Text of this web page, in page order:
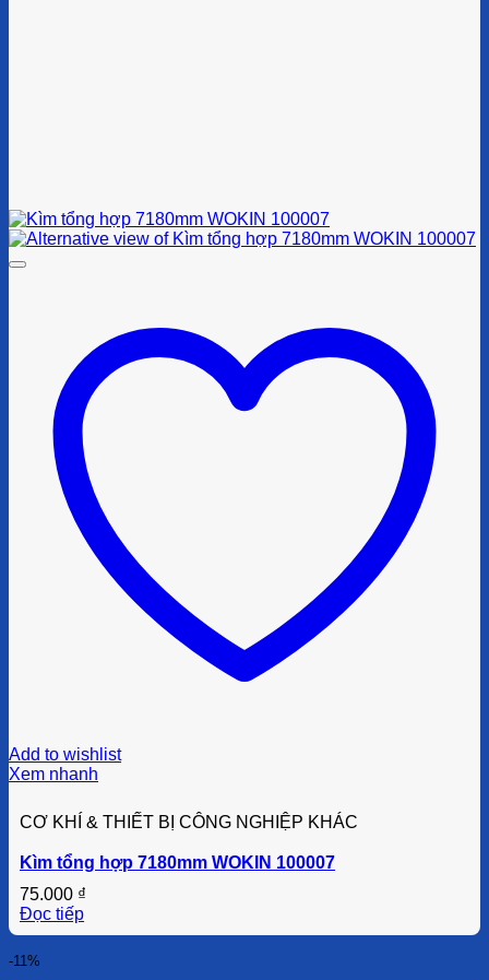
Add to wishlist
Xem nhanh
CƠ KHÍ & THIẾT BỊ CÔNG NGHIỆP KHÁC
Kìm tổng hợp 7180mm WOKIN 100007
75.000 ₫
Đọc tiếp
-11%